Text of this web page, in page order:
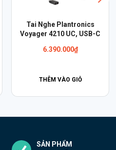
Tai Nghe Plantronics
Voyager 4210 UC, USB-C
6.390.000₫
THÊM VÀO GIỎ
SẢN PHẨM